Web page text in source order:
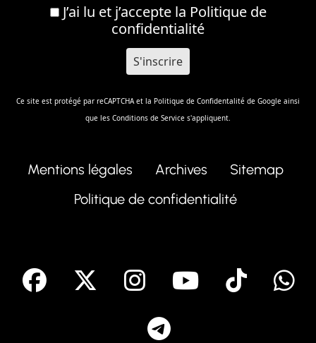
J’ai lu et j’accepte la Politique de
confidentialité
Ce site est protégé par reCAPTCHA et la Politique de Confidentalité de Google ainsi
que les Conditions de Service s'appliquent.
Mentions légales Archives
Sitemap
Politique de confidentialité
facebook Instagram
Youtube
Tik